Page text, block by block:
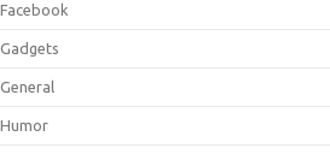
Facebook
Gadgets
General
Humor